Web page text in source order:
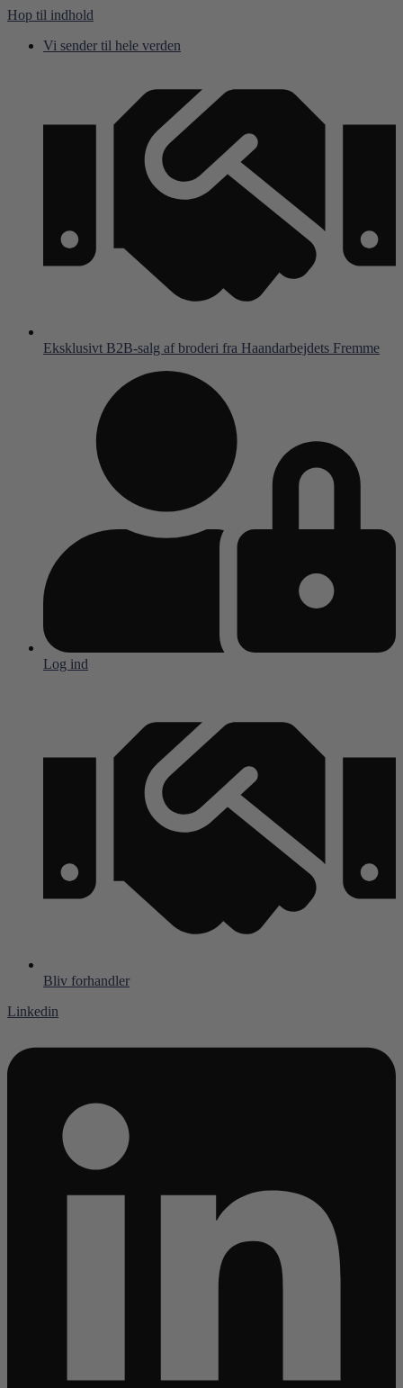
Hop til indhold
Vi sender til hele verden
Eksklusivt B2B-salg af broderi fra Haandarbejdets Fremme
Log ind
Bliv forhandler
Linkedin